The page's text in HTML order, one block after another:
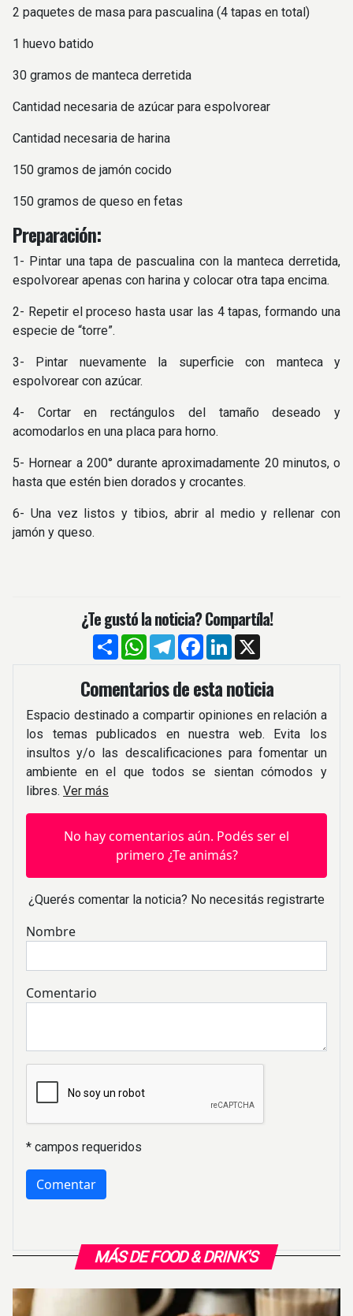
MÁS DE FOOD & DRINK'S
2 paquetes de masa para pascualina (4 tapas en total)
1 huevo batido
30 gramos de manteca derretida
Cantidad necesaria de azúcar para espolvorear
Cantidad necesaria de harina
150 gramos de jamón cocido
150 gramos de queso en fetas
Preparación:
1- Pintar una tapa de pascualina con la manteca derretida,
espolvorear apenas con harina y colocar otra tapa encima.
2- Repetir el proceso hasta usar las 4 tapas, formando una
especie de “torre”.
3- Pintar nuevamente la superficie con manteca y
espolvorear con azúcar.
4- Cortar en rectángulos del tamaño deseado y
acomodarlos en una placa para horno.
5- Hornear a 200° durante aproximadamente 20 minutos, o
hasta que estén bien dorados y crocantes.
6- Una vez listos y tibios, abrir al medio y rellenar con
jamón y queso.
¿Te gustó la noticia? Compartíla!
CompartirWhatsApp
TelegramFacebook
LinkedIn
Comentarios de esta noticia
Espacio destinado a compartir opiniones en relación a
los temas publicados en nuestra web. Evita los
insultos y/o las descalificaciones para fomentar un
ambiente en el que todos se sientan cómodos y
libres. Ver más
No hay comentarios aún. Podés ser el
primero ¿Te animás?
¿Querés comentar la noticia? No necesitás registrarte
Nombre
Comentario
* campos requeridos